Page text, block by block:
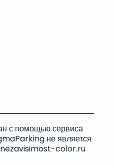
с помощью сервиса
не является
nezavisimost-color.ru